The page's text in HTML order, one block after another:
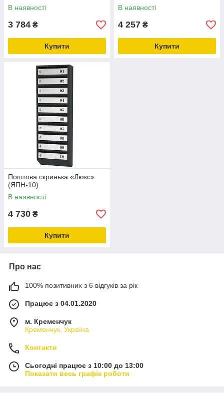
В наявності
3 784 ₴
Купити
В наявності
4 257 ₴
Купити
Поштова скринька «Люкс»
(ЯПН-10)
В наявності
4 730 ₴
Купити
Про нас
100% позитивних з 6 відгуків за рік
Працює з 04.01.2020
м. Кременчук
Кременчук, Україна
Контакти
Сьогодні працює з 10:00 до 13:00
Показати весь графік роботи